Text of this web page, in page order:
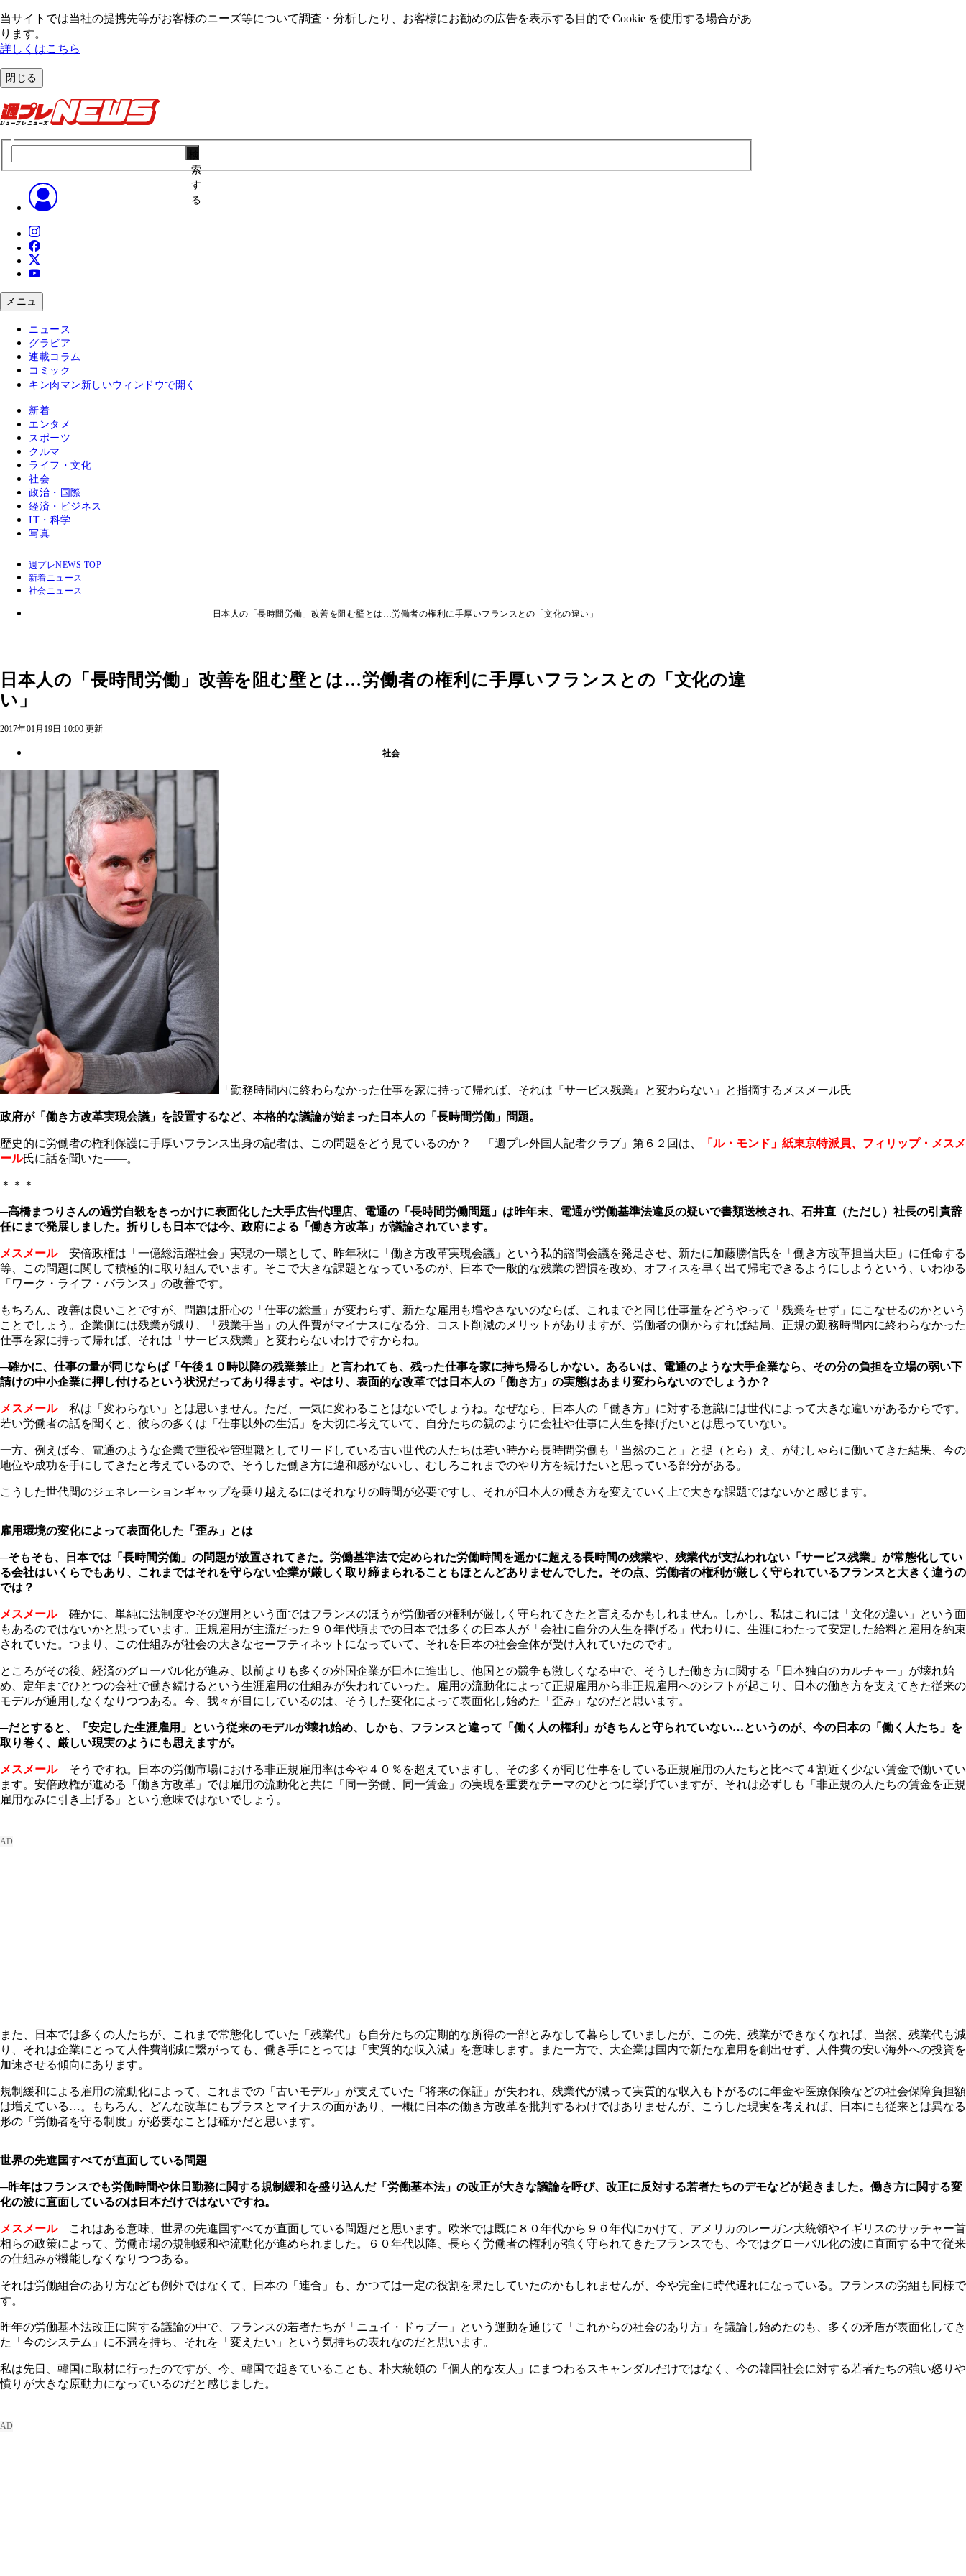
当サイトでは当社の提携先等がお客様のニーズ等について調査・分析したり、お客様にお勧めの広告を表⽰する⽬的で Cookie を使⽤する場合があ
ります。
詳しくはこちら
閉じる
索
す
る
メニュ
ニュース
グラビア
連載コラム
コミック
キン肉マン 新しいウィンドウで開く
新着
エンタメ
スポーツ
クルマ
ライフ・文化
社会
政治・国際
経済・ビジネス
IT・科学
写真
週プレNEWS TOP
新着ニュース
社会ニュース
日本人の「長時間労働」改善を阻む壁とは…労働者の権利に手厚いフランスとの「文化の違い」
日本人の「長時間労働」改善を阻む壁とは…労働者の権利に手厚いフランスとの「文化の違
い」
2017年01月19日 10:00 更新
社会
「勤務時間内に終わらなかった仕事を家に持って帰れば、それは『サービス残業』と変わらない」と指摘するメスメール氏
政府が「働き方改革実現会議」を設置するなど、本格的な議論が始まった日本人の「長時間労働」問題。
歴史的に労働者の権利保護に手厚いフランス出身の記者は、この問題をどう見ているのか？ 「週プレ外国人記者クラブ」第６２回は、
「ル・モンド」紙東京特派員、フィリップ・メスメ
ール氏に話を聞いた――。
＊＊＊
─高橋まつりさんの過労自殺をきっかけに表面化した大手広告代理店、電通の「長時間労働問題」は昨年末、電通が労働基準法違反の疑いで書類送検され、石井直（ただし）社長の引責辞
任にまで発展しました。折りしも日本では今、政府による「働き方改革」が議論されています。
メスメール安倍政権は「一億総活躍社会」実現の一環として、昨年秋に「働き方改革実現会議」という私的諮問会議を発足させ、新たに加藤勝信氏を「働き方改革担当大臣」に任命する
等、この問題に関して積極的に取り組んでいます。そこで大きな課題となっているのが、日本で一般的な残業の習慣を改め、オフィスを早く出て帰宅できるようにしようという、いわゆる
「ワーク・ライフ・バランス」の改善です。
もちろん、改善は良いことですが、問題は肝心の「仕事の総量」が変わらず、新たな雇用も増やさないのならば、これまでと同じ仕事量をどうやって「残業をせず」にこなせるのかという
ことでしょう。企業側には残業が減り、「残業手当」の人件費がマイナスになる分、コスト削減のメリットがありますが、労働者の側からすれば結局、正規の勤務時間内に終わらなかった
仕事を家に持って帰れば、それは「サービス残業」と変わらないわけですからね。
─確かに、仕事の量が同じならば「午後１０時以降の残業禁止」と言われても、残った仕事を家に持ち帰るしかない。あるいは、電通のような大手企業なら、その分の負担を立場の弱い下
請けの中小企業に押し付けるという状況だってあり得ます。やはり、表面的な改革では日本人の「働き方」の実態はあまり変わらないのでしょうか？
メスメール私は「変わらない」とは思いません。ただ、一気に変わることはないでしょうね。なぜなら、日本人の「働き方」に対する意識には世代によって大きな違いがあるからです。
若い労働者の話を聞くと、彼らの多くは「仕事以外の生活」を大切に考えていて、自分たちの親のように会社や仕事に人生を捧げたいとは思っていない。
一方、例えば今、電通のような企業で重役や管理職としてリードしている古い世代の人たちは若い時から長時間労働も「当然のこと」と捉（とら）え、がむしゃらに働いてきた結果、今の
地位や成功を手にしてきたと考えているので、そうした働き方に違和感がないし、むしろこれまでのやり方を続けたいと思っている部分がある。
こうした世代間のジェネレーションギャップを乗り越えるにはそれなりの時間が必要ですし、それが日本人の働き方を変えていく上で大きな課題ではないかと感じます。
雇用環境の変化によって表面化した「歪み」とは
─そもそも、日本では「長時間労働」の問題が放置されてきた。労働基準法で定められた労働時間を遥かに超える長時間の残業や、残業代が支払われない「サービス残業」が常態化してい
る会社はいくらでもあり、これまではそれを守らない企業が厳しく取り締まられることもほとんどありませんでした。その点、労働者の権利が厳しく守られているフランスと大きく違うの
では？
メスメール確かに、単純に法制度やその運用という面ではフランスのほうが労働者の権利が厳しく守られてきたと言えるかもしれません。しかし、私はこれには「文化の違い」という面
もあるのではないかと思っています。正規雇用が主流だった９０年代頃までの日本では多くの日本人が「会社に自分の人生を捧げる」代わりに、生涯にわたって安定した給料と雇用を約束
されていた。つまり、この仕組みが社会の大きなセーフティネットになっていて、それを日本の社会全体が受け入れていたのです。
ところがその後、経済のグローバル化が進み、以前よりも多くの外国企業が日本に進出し、他国との競争も激しくなる中で、そうした働き方に関する「日本独自のカルチャー」が壊れ始
め、定年までひとつの会社で働き続けるという生涯雇用の仕組みが失われていった。雇用の流動化によって正規雇用から非正規雇用へのシフトが起こり、日本の働き方を支えてきた従来の
モデルが通用しなくなりつつある。今、我々が目にしているのは、そうした変化によって表面化し始めた「歪み」なのだと思います。
─だとすると、「安定した生涯雇用」という従来のモデルが壊れ始め、しかも、フランスと違って「働く人の権利」がきちんと守られていない…というのが、今の日本の「働く人たち」を
取り巻く、厳しい現実のようにも思えますが。
メスメールそうですね。日本の労働市場における非正規雇用率は今や４０％を超えていますし、その多くが同じ仕事をしている正規雇用の人たちと比べて４割近く少ない賃金で働いてい
ます。安倍政権が進める「働き方改革」では雇用の流動化と共に「同一労働、同一賃金」の実現を重要なテーマのひとつに挙げていますが、それは必ずしも「非正規の人たちの賃金を正規
雇用なみに引き上げる」という意味ではないでしょう。
また、日本では多くの人たちが、これまで常態化していた「残業代」も自分たちの定期的な所得の一部とみなして暮らしていましたが、この先、残業ができなくなれば、当然、残業代も減
り、それは企業にとって人件費削減に繋がっても、働き手にとっては「実質的な収入減」を意味します。また一方で、大企業は国内で新たな雇用を創出せず、人件費の安い海外への投資を
加速させる傾向にあります。
規制緩和による雇用の流動化によって、これまでの「古いモデル」が支えていた「将来の保証」が失われ、残業代が減って実質的な収入も下がるのに年金や医療保険などの社会保障負担額
は増えている…。もちろん、どんな改革にもプラスとマイナスの面があり、一概に日本の働き方改革を批判するわけではありませんが、こうした現実を考えれば、日本にも従来とは異なる
形の「労働者を守る制度」が必要なことは確かだと思います。
世界の先進国すべてが直面している問題
─昨年はフランスでも労働時間や休日勤務に関する規制緩和を盛り込んだ「労働基本法」の改正が大きな議論を呼び、改正に反対する若者たちのデモなどが起きました。働き方に関する変
化の波に直面しているのは日本だけではないですね。
メスメールこれはある意味、世界の先進国すべてが直面している問題だと思います。欧米では既に８０年代から９０年代にかけて、アメリカのレーガン大統領やイギリスのサッチャー首
相らの政策によって、労働市場の規制緩和や流動化が進められました。６０年代以降、長らく労働者の権利が強く守られてきたフランスでも、今ではグローバル化の波に直面する中で従来
の仕組みが機能しなくなりつつある。
それは労働組合のあり方なども例外ではなくて、日本の「連合」も、かつては一定の役割を果たしていたのかもしれませんが、今や完全に時代遅れになっている。フランスの労組も同様で
す。
昨年の労働基本法改正に関する議論の中で、フランスの若者たちが「ニュイ・ドゥブー」という運動を通じて「これからの社会のあり方」を議論し始めたのも、多くの矛盾が表面化してき
た「今のシステム」に不満を持ち、それを「変えたい」という気持ちの表れなのだと思います。
私は先日、韓国に取材に行ったのですが、今、韓国で起きていることも、朴大統領の「個人的な友人」にまつわるスキャンダルだけではなく、今の韓国社会に対する若者たちの強い怒りや
憤りが大きな原動力になっているのだと感じました。